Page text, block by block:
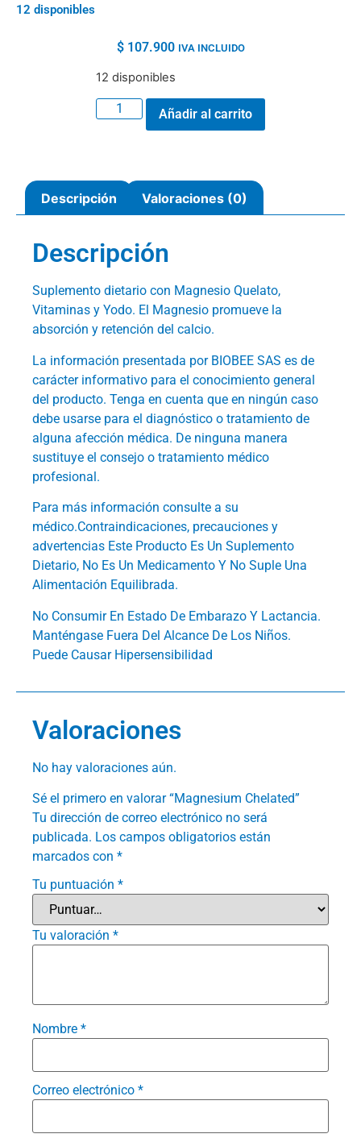
12 disponibles
$107.900 IVA INCLUIDO
12 disponibles
Añadir al carrito
Descripción Valoraciones (0)
Descripción
Suplemento dietario con Magnesio Quelato,
Vitaminas y Yodo. El Magnesio promueve la
absorción y retención del calcio.
La información presentada por BIOBEE SAS es de
carácter informativo para el conocimiento general
del producto. Tenga en cuenta que en ningún caso
debe usarse para el diagnóstico o tratamiento de
alguna afección médica. De ninguna manera
sustituye el consejo o tratamiento médico
profesional.
Para más información consulte a su
médico.Contraindicaciones, precauciones y
advertencias Este Producto Es Un Suplemento
Dietario, No Es Un Medicamento Y No Suple Una
Alimentación Equilibrada.
No Consumir En Estado De Embarazo Y Lactancia.
Manténgase Fuera Del Alcance De Los Niños.
Puede Causar Hipersensibilidad
Valoraciones
No hay valoraciones aún.
Sé el primero en valorar “Magnesium Chelated”
Tu dirección de correo electrónico no será
publicada. Los campos obligatorios están
marcados con *
Tu puntuación *
Tu valoración *
Nombre *
Correo electrónico *